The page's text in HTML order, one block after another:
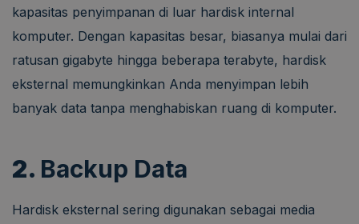
kapasitas penyimpanan di luar hardisk internal
komputer. Dengan kapasitas besar, biasanya mulai dari
ratusan gigabyte hingga beberapa terabyte, hardisk
eksternal memungkinkan Anda menyimpan lebih
banyak data tanpa menghabiskan ruang di komputer.
2. Backup Data
Hardisk eksternal sering digunakan sebagai media